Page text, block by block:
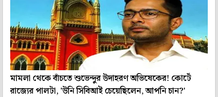
মামলা থেকে বাঁচতে শুভেন্দুর উদাহরণ অভিষেকের! কোর্টে
রাজ্যের পালটা, 'উনি সিবিআই চেয়েছিলেন, আপনি চান?'